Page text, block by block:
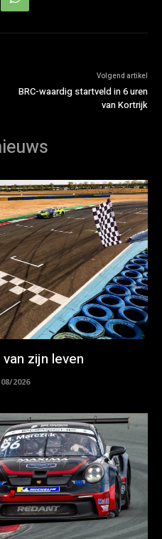
Volgend artikel
BRC-waardig startveld in 6 uren
van Kortrijk
zijn leven
2026